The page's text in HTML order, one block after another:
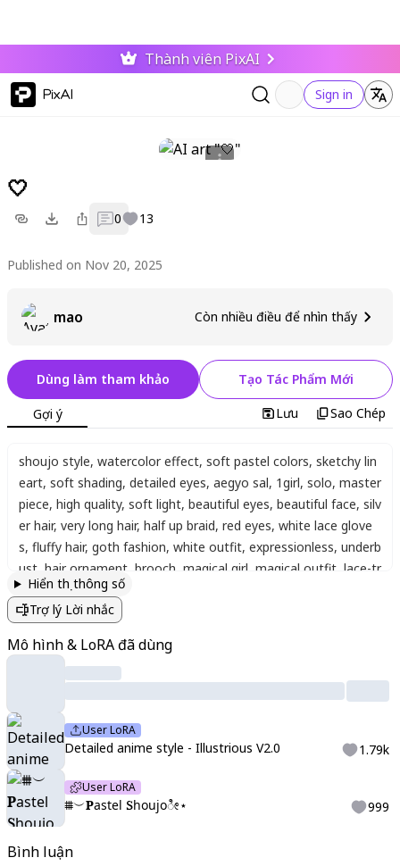
Thành viên PixAI
PixAI Sign in
🤍
0 13
Published on Nov 20, 2025
mao Còn nhiều điều để nhìn thấy
Bình luận
Dùng làm tham khảo Tạo Tác Phẩm Mới
Gợi ý Lưu Sao Chép
shoujo style, watercolor effect, soft pastel colors, sketchy lin
eart, soft shading, detailed eyes, aegyo sal, 1girl, solo, master
piece, high quality, soft light, beautiful eyes, beautiful face, silv
er hair, very long hair, half up braid, red eyes, white lace glove
s, fluffy hair, goth fashion, white outfit, expressionless, underb
ust hair ornament brooch magical girl magical outfit lace-tr
immed dress, long dress
Hiển thị thông số
Trợ lý Lời nhắc
Mô hình & LoRA đã dùng
User LoRA
Detailed anime style - Illustrious V2.0 1.79k
User LoRA
⩩ㅤ︶ㅤ𝐏𝖺𝗌𝗍𝖾𝗅 𝐒𝗁𝗈𝗎𝗃𝗈ㅤೀ⋆ 999